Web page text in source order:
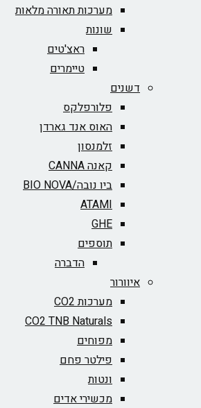
מערכות תאורה מלאות
שונות
ראצ'טים
טיימרים
דשנים
פלורפלקס
האוס אנד גארדן
זלמנסון
קאנה CANNA
ביו נובה/BIO NOVA‏
ATAMI
GHE
תוספים
הדברה
איוורור
מערכות CO2
CO2 TNB Naturals
מפוחים
פילטר פחם
ונטות
מכשירי אדים